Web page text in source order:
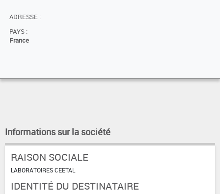
ADRESSE :
PAYS :
France
Informations sur la société
RAISON SOCIALE
LABORATOIRES CEETAL
IDENTITÉ DU DESTINATAIRE